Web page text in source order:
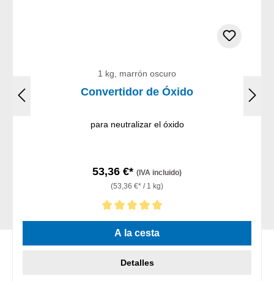
1 kg, marrón oscuro
Convertidor de Óxido
para neutralizar el óxido
53,36 €* (IVA incluido)
(53,36 €* / 1 kg)
Calificación promedio de 5 de 5 estrellas
A la cesta
Detalles